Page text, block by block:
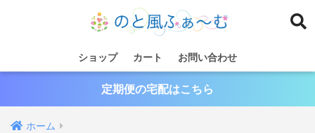
ショップ カート お問い合わせ
定期便の宅配はこちら
ホーム